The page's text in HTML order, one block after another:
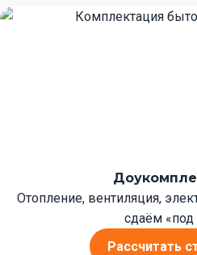
Отопление, вентиляция,
сдаём «под
Рассчитать